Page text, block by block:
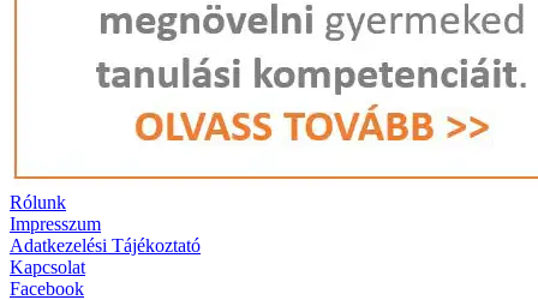
Rólunk
Impresszum
Adatkezelési Tájékoztató
Kapcsolat
Facebook